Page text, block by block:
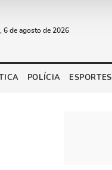
6 de agosto de 2026
POLÍCIA ESPORTES